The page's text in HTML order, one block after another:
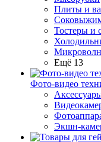
Плиты и
Тостеры и
Ещё 13
Фото-видео
Экшн-